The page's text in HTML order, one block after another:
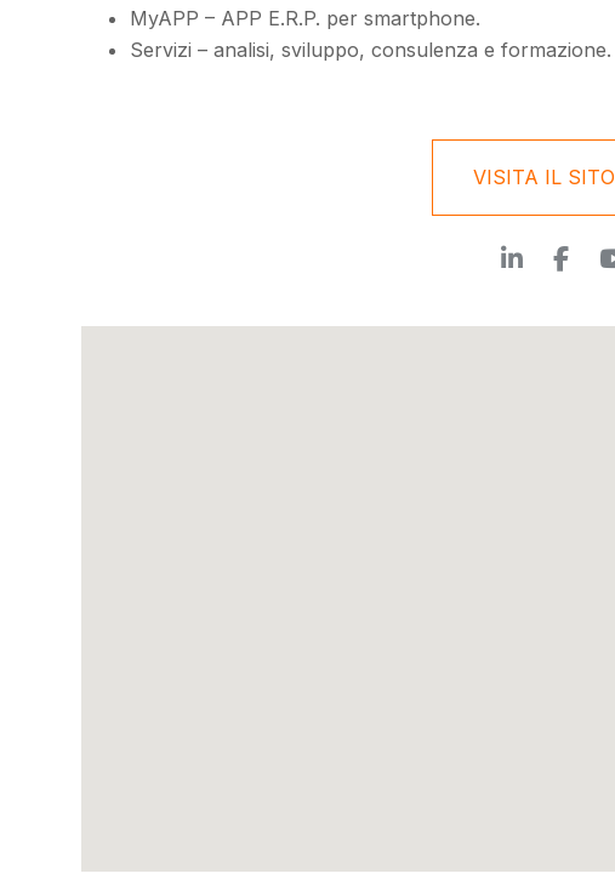
MyAPP – APP E.R.P. per smartphone.
Servizi – analisi, sviluppo, consulenza e formazione.
VISITA IL SITO